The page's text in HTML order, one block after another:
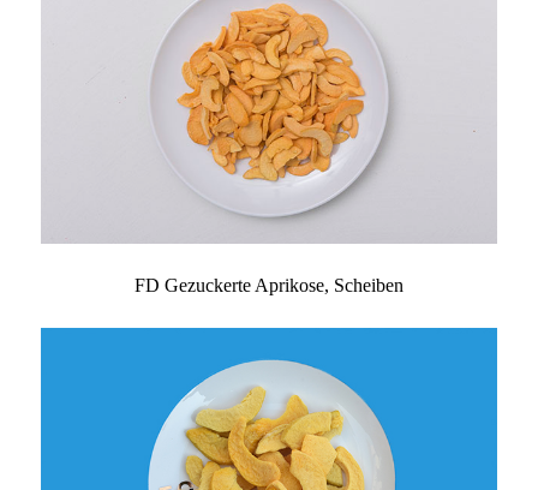
FD Gezuckerte Aprikose, Scheiben